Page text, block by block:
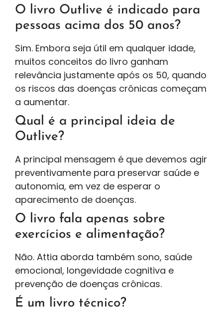
O livro Outlive é indicado para
pessoas acima dos 50 anos?
Sim. Embora seja útil em qualquer idade,
muitos conceitos do livro ganham
relevância justamente após os 50, quando
os riscos das doenças crônicas começam
a aumentar.
Qual é a principal ideia de
Outlive?
A principal mensagem é que devemos agir
preventivamente para preservar saúde e
autonomia, em vez de esperar o
aparecimento de doenças.
O livro fala apenas sobre
exercícios e alimentação?
Não. Attia aborda também sono, saúde
emocional, longevidade cognitiva e
prevenção de doenças crônicas.
É um livro técnico?